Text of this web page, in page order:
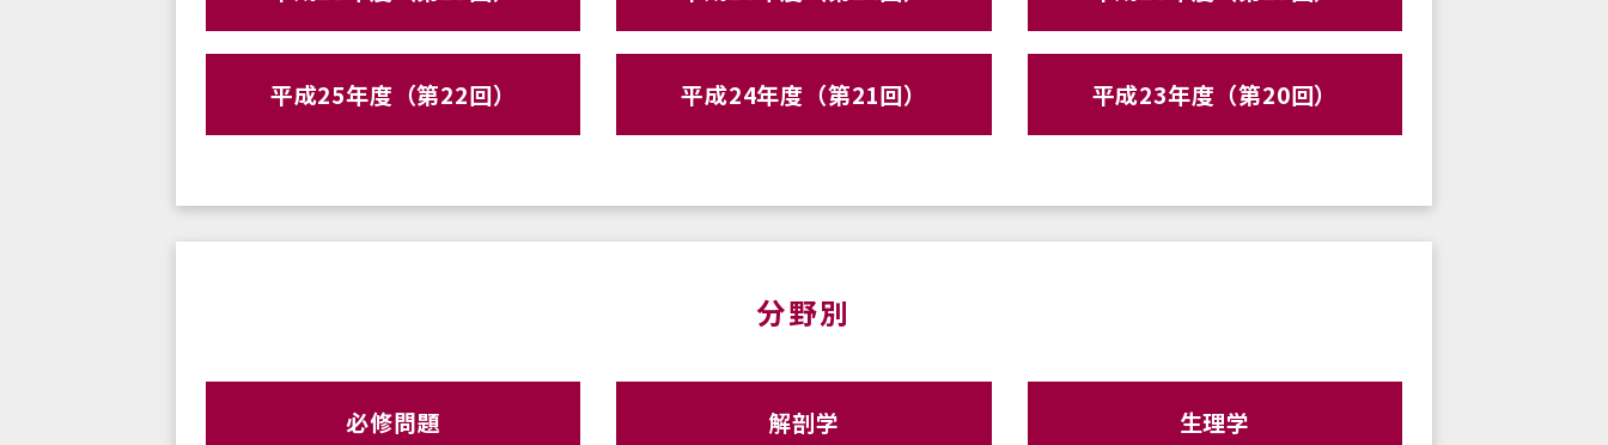
平成25年度（第22回） 平成24年度（第21回） 平成23年度（第20回）
分野別
必修問題 解剖学 生理学